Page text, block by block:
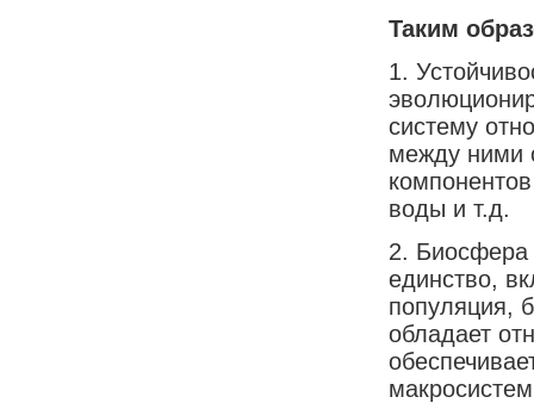
Таким
1.
систему
между ними
воды и т.д.
2. Биосфера
единство,
популяция,
обладает